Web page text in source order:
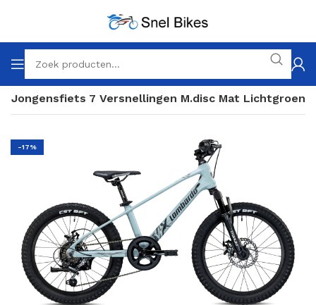
Jongensfiets 7 Versnellingen M.disc Mat Lichtgroen
-17%